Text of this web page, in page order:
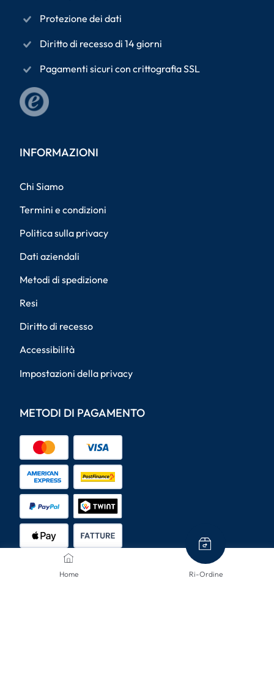
Home Ri-Ordine
Protezione dei dati
Diritto di recesso di 14 giorni
Pagamenti sicuri con crittografia SSL
INFORMAZIONI
Chi Siamo
Termini e condizioni
Politica sulla privacy
Dati aziendali
Metodi di spedizione
Resi
Diritto di recesso
Accessibilità
Impostazioni della privacy
METODI DI PAGAMENTO